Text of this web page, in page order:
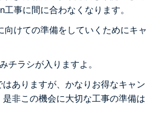
事に間に合わなくなります。
向けての準備をしていくためにキャ
チラシが入りますよ。
ありますが、かなりお得なキャン
非この機会に大切な工事の準備は